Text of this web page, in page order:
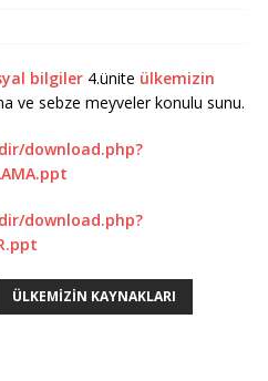
bilgiler 4.ünite ülkemizin
ve sebze meyveler konulu sunu.
download.php?
download.php?
ÜLKEMIZIN KAYNAKLARI